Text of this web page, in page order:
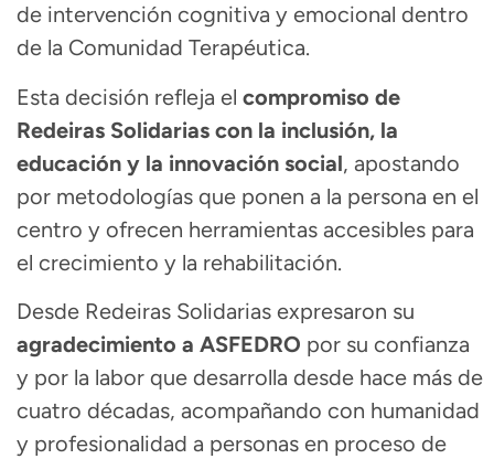
de intervención cognitiva y emocional dentro
de la Comunidad Terapéutica.
Esta decisión refleja el compromiso de
Redeiras Solidarias con la inclusión, la
educación y la innovación social, apostando
por metodologías que ponen a la persona en el
centro y ofrecen herramientas accesibles para
el crecimiento y la rehabilitación.
Desde Redeiras Solidarias expresaron su
agradecimiento a ASFEDRO por su confianza
y por la labor que desarrolla desde hace más de
cuatro décadas, acompañando con humanidad
y profesionalidad a personas en proceso de